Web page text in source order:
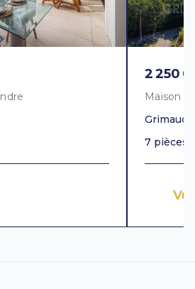
2 250
Maison à
Grimaud
7 pièces